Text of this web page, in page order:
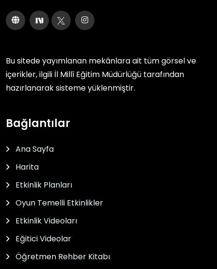
Bu sitede yayımlanan mekânlara ait tüm görsel ve
içerikler, ilgili İl Millî Eğitim Müdürlüğü tarafından
hazırlanarak sisteme yüklenmiştir.
Bağlantılar
Ana Sayfa
Harita
Etkinlik Planları
Oyun Temelli Etkinlikler
Etkinlik Videoları
Eğitici Videolar
Öğretmen Rehber Kitabı